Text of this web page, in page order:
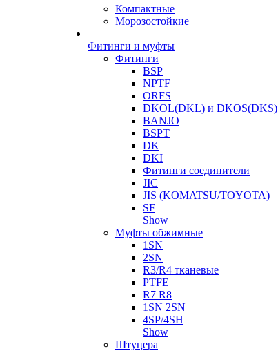
Компактные
Морозостойкие
Фитинги и муфты
Фитинги
BSP
NPTF
ORFS
DKOL(DKL) и DKOS(DKS)
BANJO
BSPT
DK
DKI
Фитинги соединители
JIC
JIS (KOMATSU/TOYOTA)
SF
Show
Муфты обжимные
1SN
2SN
R3/R4 тканевые
PTFE
R7 R8
1SN 2SN
4SP/4SH
Show
Штуцера